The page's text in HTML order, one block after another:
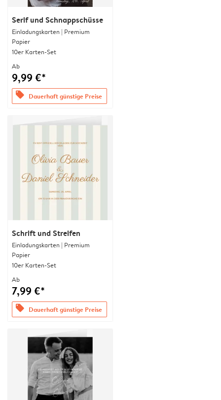
Serif und Schnappschüsse
Einladungskarten | Premium
Papier
10er Karten-Set
Ab
9,99 €*
offers Dauerhaft günstige Preise
Schrift und Streifen
Einladungskarten | Premium
Papier
10er Karten-Set
Ab
7,99 €*
offers Dauerhaft günstige Preise